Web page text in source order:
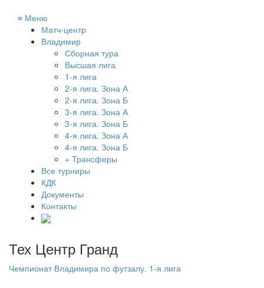
≡ Меню
Матч-центр
Владимир
Сборная тура
Высшая лига
1-я лига
2-я лига. Зона А
2-я лига. Зона Б
3-я лига. Зона А
3-я лига. Зона Б
4-я лига. Зона А
4-я лига. Зона Б
+ Трансферы
Все турниры
КДК
Документы
Контакты
Тех Центр Гранд
Чемпионат Владимира по футзалу. 1-я лига